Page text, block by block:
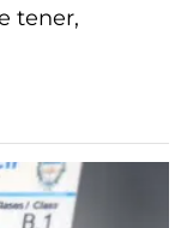
tener,